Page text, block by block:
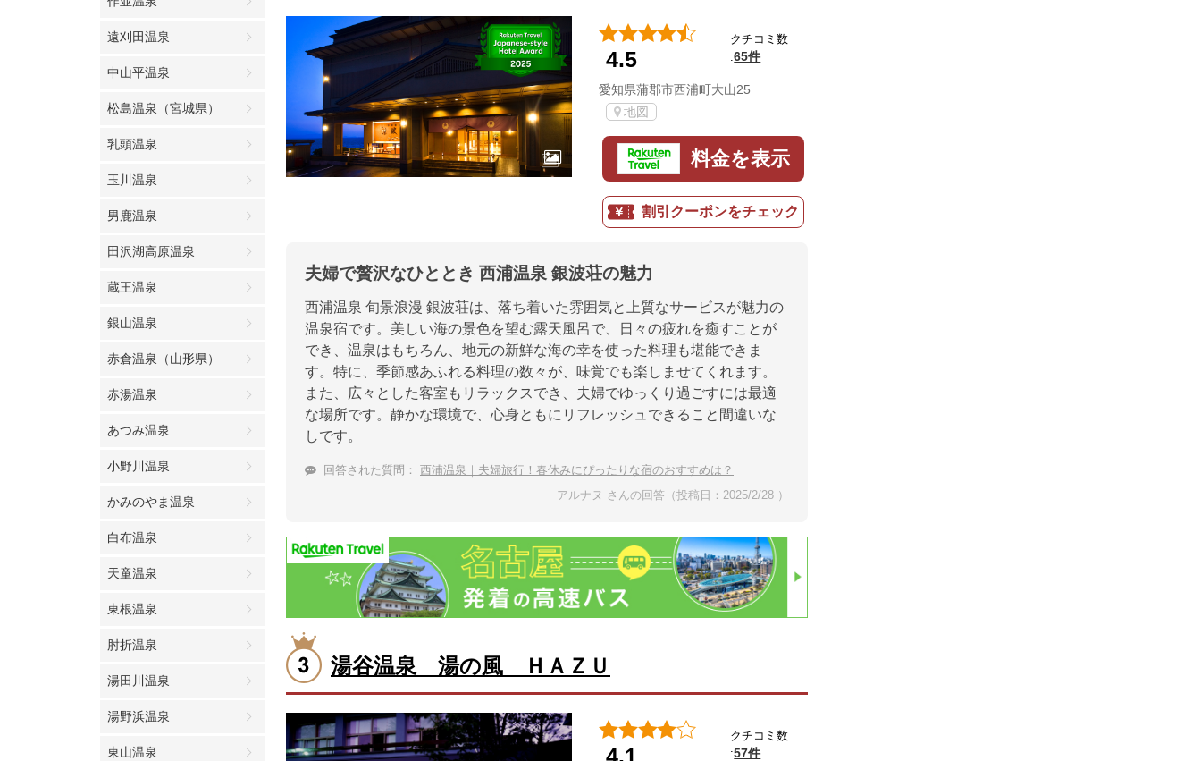
遠刈田温泉
中山平温泉
松島温泉（宮城県）
乳頭温泉
玉川温泉
男鹿温泉
田沢湖高原温泉
蔵王温泉
銀山温泉
赤倉温泉（山形県）
赤湯温泉
あつみ温泉
小野川温泉
かみのやま温泉
白布温泉
天童温泉
東根温泉
肘折温泉
湯田川温泉
湯野浜温泉
東山温泉
4.5
クチコミ数
:65件
愛知県蒲郡市西浦町大山25
地図
料金を表示
割引クーポンをチェック
夫婦で贅沢なひととき 西浦温泉 銀波荘の魅力
西浦温泉 旬景浪漫 銀波荘は、落ち着いた雰囲気と上質なサービスが魅力の
温泉宿です。美しい海の景色を望む露天風呂で、日々の疲れを癒すことが
でき、温泉はもちろん、地元の新鮮な海の幸を使った料理も堪能できま
す。特に、季節感あふれる料理の数々が、味覚でも楽しませてくれます。
また、広々とした客室もリラックスでき、夫婦でゆっくり過ごすには最適
な場所です。静かな環境で、心身ともにリフレッシュできること間違いな
しです。
回答された質問： 西浦温泉｜夫婦旅行！春休みにぴったりな宿のおすすめは？
アルナヌ さんの回答（投稿日：2025/2/28 ）
湯谷温泉 湯の風 ＨＡＺＵ
4.1
クチコミ数
:57件